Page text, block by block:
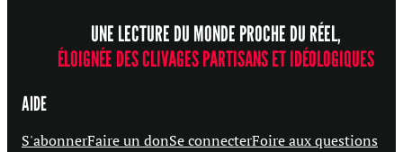
UNE LECTURE DU MONDE PROCHE DU RÉEL,
ÉLOIGNÉE DES CLIVAGES PARTISANS ET IDÉOLOGIQUES
AIDE
S'abonnerFaire un donSe connecterFoire aux questions